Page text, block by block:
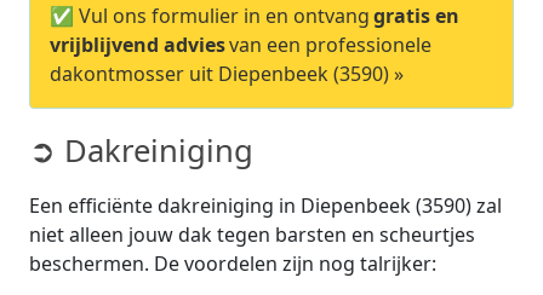
✅ Vul ons formulier in en ontvanggratis en
vrijblijvend adviesvan een professionele
dakontmosser uit Diepenbeek (3590) »
➲ Dakreiniging
Een efficiënte dakreiniging in Diepenbeek (3590) zal
niet alleen jouw dak tegen barsten en scheurtjes
beschermen. De voordelen zijn nog talrijker: